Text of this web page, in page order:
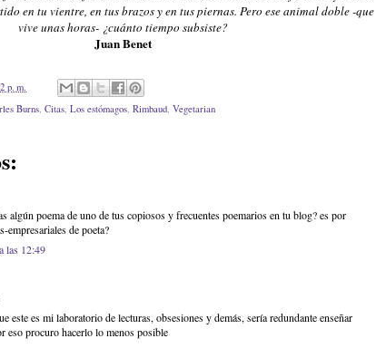
en tu vientre, en tus brazos y en tus piernas. Pero ese animal doble -que
vive unas horas- ¿cuánto tiempo subsiste?
Juan Benet
p. m.
Burns, Citas, Los estómagos, Rimbaud, Vegetarian
algún poema de uno de tus copiosos y frecuentes poemarios en tu blog? es por
empresariales de poeta?
las 12:49
este es mi laboratorio de lecturas, obsesiones y demás, sería redundante enseñar
eso procuro hacerlo lo menos posible